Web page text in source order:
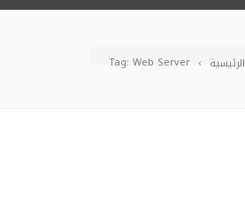
الرئيسية Tag: Web Server